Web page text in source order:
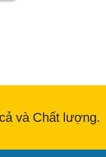
và Chất lượng.